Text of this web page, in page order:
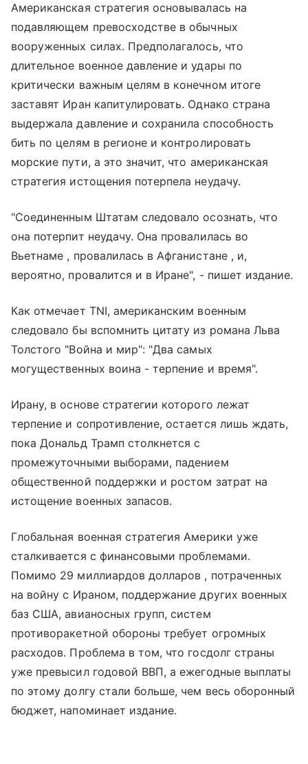
Американская стратегия основывалась на
подавляющем превосходстве в обычных
вооруженных силах. Предполагалось, что
длительное военное давление и удары по
критически важным целям в конечном итоге
заставят Иран капитулировать. Однако страна
выдержала давление и сохранила способность
бить по целям в регионе и контролировать
морские пути, а это значит, что американская
стратегия истощения потерпела неудачу.
"Соединенным Штатам следовало осознать, что
она потерпит неудачу. Она провалилась во
Вьетнаме , провалилась в Афганистане , и,
вероятно, провалится и в Иране", - пишет издание.
Как отмечает TNI, американским военным
следовало бы вспомнить цитату из романа Льва
Толстого "Война и мир": "Два самых
могущественных воина - терпение и время".
Ирану, в основе стратегии которого лежат
терпение и сопротивление, остается лишь ждать,
пока Дональд Трамп столкнется с
промежуточными выборами, падением
общественной поддержки и ростом затрат на
истощение военных запасов.
Глобальная военная стратегия Америки уже
сталкивается с финансовыми проблемами.
Помимо 29 миллиардов долларов , потраченных
на войну с Ираном, поддержание других военных
баз США, авианосных групп, систем
противоракетной обороны требует огромных
расходов. Проблема в том, что госдолг страны
уже превысил годовой ВВП, а ежегодные выплаты
по этому долгу стали больше, чем весь оборонный
бюджет, напоминает издание.